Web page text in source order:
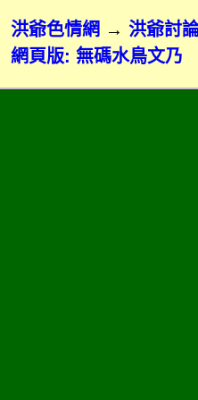
洪爺色情網 → 洪爺討
網頁版: 無碼水鳥文乃